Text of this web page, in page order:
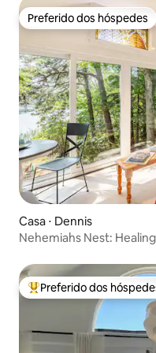
Preferido dos hóspedes
Preferido dos hóspedes
Casa ⋅ Dennis
Nehemiahs Nest:
Entre os melhores
Preferido dos